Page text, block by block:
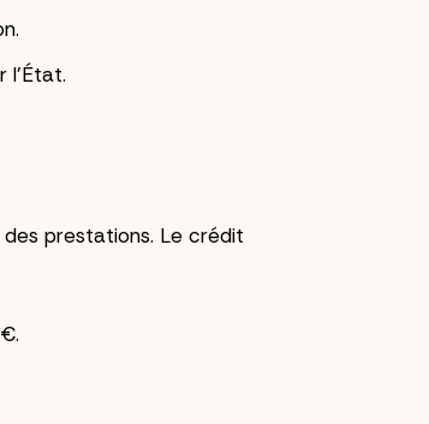
l'État.
prestations. Le crédit